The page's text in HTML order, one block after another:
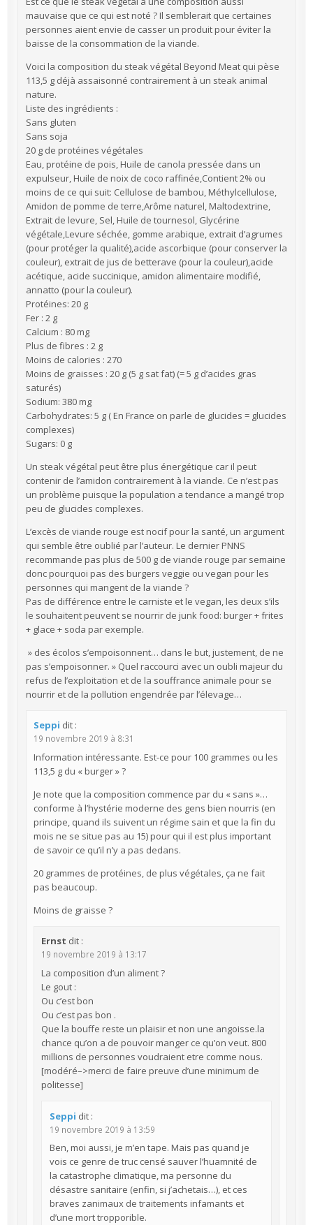
mauvaise que ce qui est noté ? Il semblerait que certaines
personnes aient envie de casser un produit pour éviter la
baisse de la consommation de la viande.
Voici la composition du steak végétal Beyond Meat qui pèse
113,5 g déjà assaisonné contrairement à un steak animal
nature.
Liste des ingrédients :
Sans gluten
Sans soja
20 g de protéines végétales
Eau, protéine de pois, Huile de canola pressée dans un
expulseur, Huile de noix de coco raffinée,Contient 2% ou
moins de ce qui suit: Cellulose de bambou, Méthylcellulose,
Amidon de pomme de terre,Arôme naturel, Maltodextrine,
Extrait de levure, Sel, Huile de tournesol, Glycérine
végétale,Levure séchée, gomme arabique, extrait d’agrumes
(pour protéger la qualité),acide ascorbique (pour conserver la
couleur), extrait de jus de betterave (pour la couleur),acide
acétique, acide succinique, amidon alimentaire modifié,
annatto (pour la couleur).
Protéines: 20 g
Fer : 2 g
Calcium : 80 mg
Plus de fibres : 2 g
Moins de calories : 270
Moins de graisses : 20 g (5 g sat fat) (= 5 g d’acides gras
saturés)
Sodium: 380 mg
Carbohydrates: 5 g ( En France on parle de glucides = glucides
complexes)
Sugars: 0 g
Un steak végétal peut être plus énergétique car il peut
contenir de l’amidon contrairement à la viande. Ce n’est pas
un problème puisque la population a tendance a mangé trop
peu de glucides complexes.
L’excès de viande rouge est nocif pour la santé, un argument
qui semble être oublié par l’auteur. Le dernier PNNS
recommande pas plus de 500 g de viande rouge par semaine
donc pourquoi pas des burgers veggie ou vegan pour les
personnes qui mangent de la viande ?
Pas de différence entre le carniste et le vegan, les deux s’ils
le souhaitent peuvent se nourrir de junk food: burger + frites
+ glace + soda par exemple.
» des écolos s’empoisonnent… dans le but, justement, de ne
pas s’empoisonner. » Quel raccourci avec un oubli majeur du
refus de l’exploitation et de la souffrance animale pour se
nourrir et de la pollution engendrée par l’élevage…
Seppi dit :
19 novembre 2019 à 8:31
Information intéressante. Est-ce pour 100 grammes ou les
113,5 g du « burger » ?
Je note que la composition commence par du « sans »…
conforme à l’hystérie moderne des gens bien nourris (en
principe, quand ils suivent un régime sain et que la fin du
mois ne se situe pas au 15) pour qui il est plus important
de savoir ce qu’il n’y a pas dedans.
20 grammes de protéines, de plus végétales, ça ne fait
pas beaucoup.
Moins de graisse ?
Ernst dit :
19 novembre 2019 à 13:17
La composition d’un aliment ?
Le gout :
Ou c’est bon
Ou c’est pas bon .
Que la bouffe reste un plaisir et non une angoisse.la
chance qu’on a de pouvoir manger ce qu’on veut. 800
millions de personnes voudraient etre comme nous.
[modéré–>merci de faire preuve d’une minimum de
politesse]
Seppi dit :
19 novembre 2019 à 13:59
Ben, moi aussi, je m’en tape. Mais pas quand je
vois ce genre de truc censé sauver l’huamnité de
la catastrophe climatique, ma personne du
désastre sanitaire (enfin, si j’achetais…), et ces
braves zanimaux de traitements infamants et
d’une mort tropporible.